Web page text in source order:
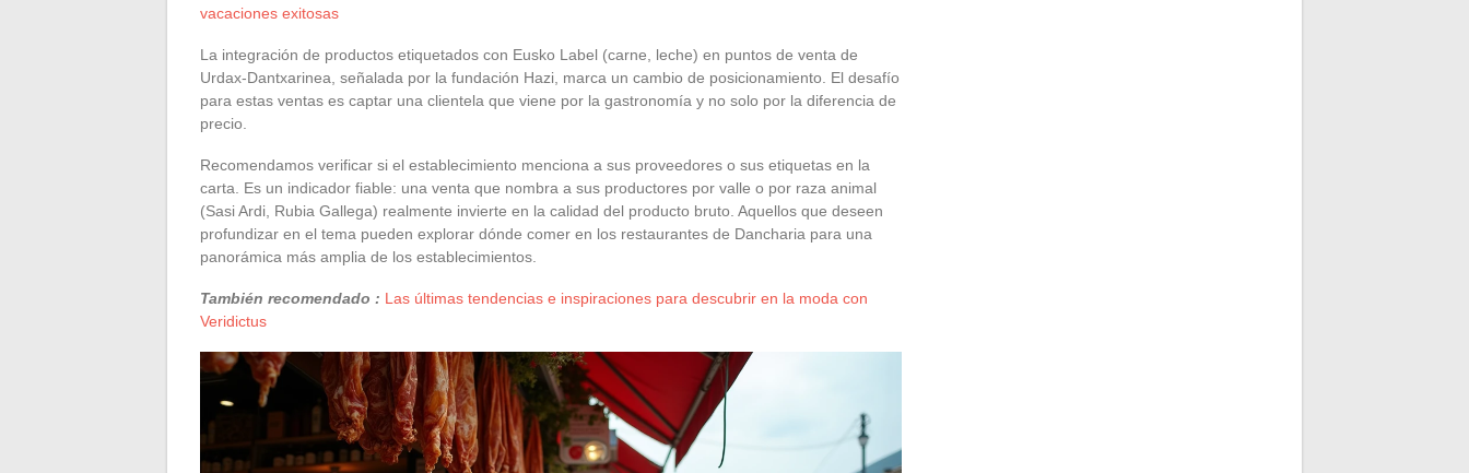
vacaciones exitosas
La integración de productos etiquetados con Eusko Label (carne, leche) en puntos de venta de
Urdax-Dantxarinea, señalada por la fundación Hazi, marca un cambio de posicionamiento. El desafío
para estas ventas es captar una clientela que viene por la gastronomía y no solo por la diferencia de
precio.
Recomendamos verificar si el establecimiento menciona a sus proveedores o sus etiquetas en la
carta. Es un indicador fiable: una venta que nombra a sus productores por valle o por raza animal
(Sasi Ardi, Rubia Gallega) realmente invierte en la calidad del producto bruto. Aquellos que deseen
profundizar en el tema pueden explorar dónde comer en los restaurantes de Dancharia para una
panorámica más amplia de los establecimientos.
También recomendado : Las últimas tendencias e inspiraciones para descubrir en la moda con
Veridictus